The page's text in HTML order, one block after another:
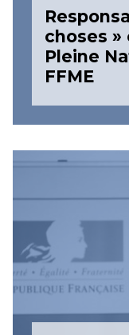
choses
Pleine
FFME